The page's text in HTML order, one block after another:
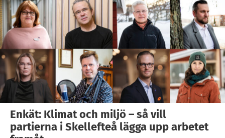
Enkät: Klimat och miljö – så vill
partierna i Skellefteå lägga upp arbetet